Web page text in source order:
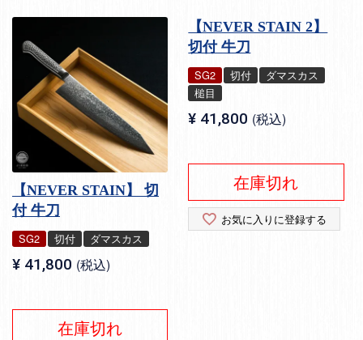
【NEVER STAIN】 切
付 牛刀
SG2 切付 ダマスカス
¥ 41,800 税込
在庫切れ
【NEVER STAIN 2】
切付 牛刀
SG2 切付
ダマスカス
槌目
¥ 41,800 税込
在庫切れ
お気に入りに登録する